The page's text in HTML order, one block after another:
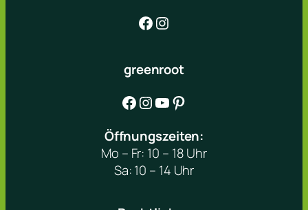
Facebook Instagram
greenroot
Facebook Instagram YouTube Pinterest
Öffnungszeiten:
Mo – Fr: 10 – 18 Uhr
Sa: 10 – 14 Uhr